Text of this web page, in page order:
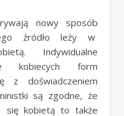
źródło leży w
Indywidualne
kobiecych form
z doświadczeniem
są zgodne, że
się kobietą to także